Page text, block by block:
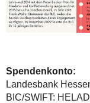
Spendenkonto:
Landesbank
BIC/SWIFT: